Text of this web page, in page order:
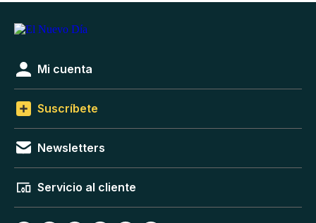
Mi cuenta
Suscríbete
Newsletters
Servicio al cliente